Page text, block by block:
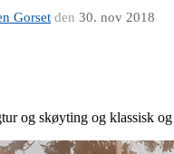
Gorset den 30. nov 2018
og skøyting og klassisk og